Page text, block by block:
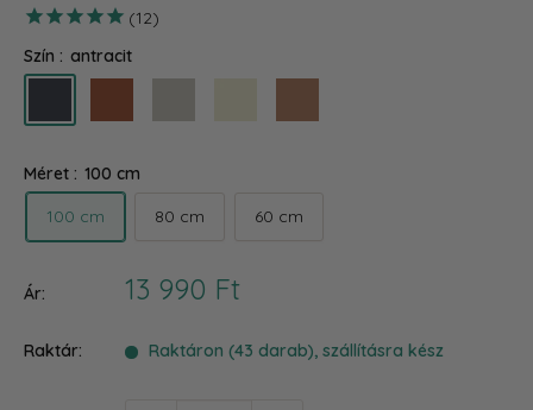
12
Szín : antracit
Méret : 100 cm
100 cm
80 cm 60 cm
Ár:
Akciós
13 990 Ft
Raktár: Raktáron (43 darab), szállításra kész